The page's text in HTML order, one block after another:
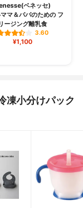
ベネッセ)
マ＆パパのための フ
ージング離乳食
3.60
¥1,100
凍小分けパック